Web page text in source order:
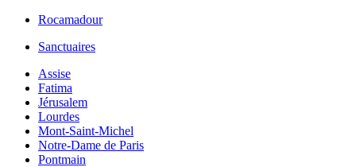
Rocamadour
Sanctuaires
Assise
Fatima
Jérusalem
Lourdes
Mont-Saint-Michel
Notre-Dame de Paris
Pontmain